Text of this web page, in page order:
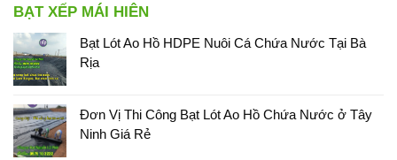
BẠT XẾP MÁI HIÊN
Bạt Lót Ao Hồ HDPE Nuôi Cá Chứa Nước Tại Bà
Rịa
Đơn Vị Thi Công Bạt Lót Ao Hồ Chứa Nước ở Tây
Ninh Giá Rẻ